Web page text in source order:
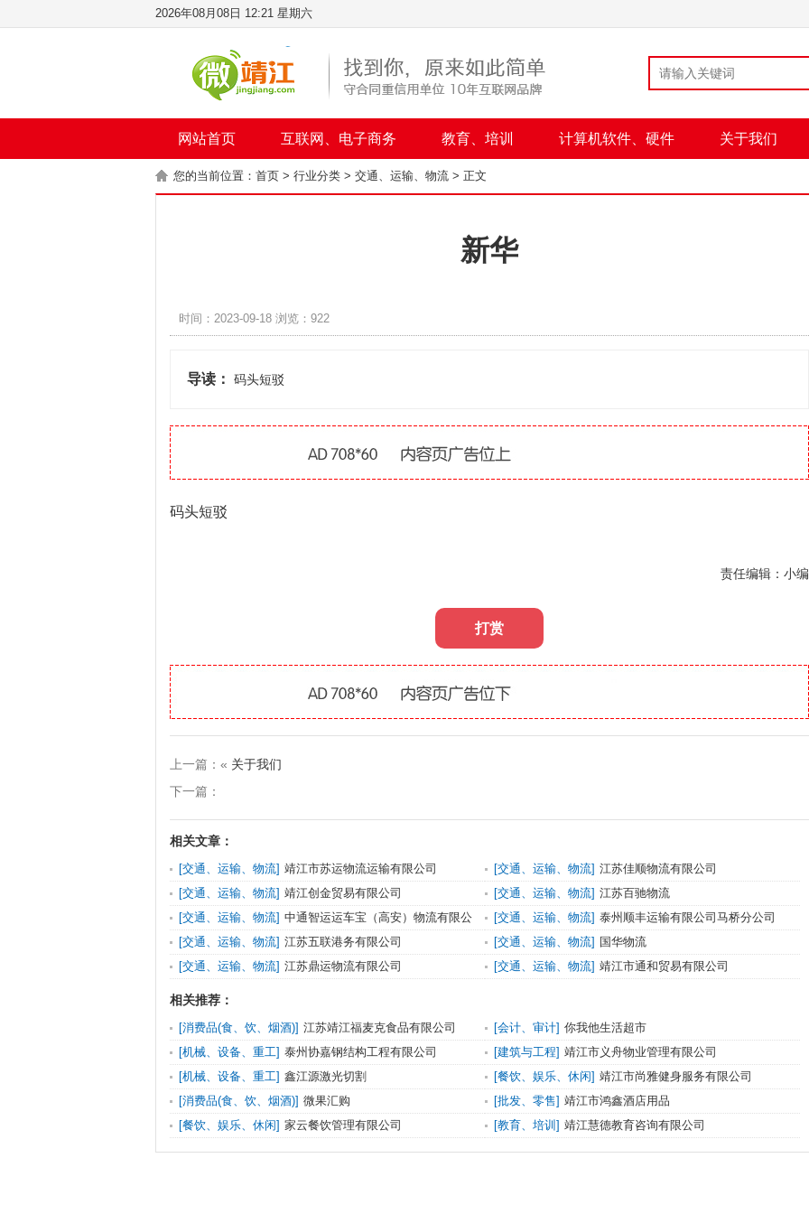
2026年08月08日 12:21 星期六
网站首页 互联网、电子商务 教育、培训 计算机软件、硬件 关于我们
您的当前位置： 首页 > 行业分类 > 交通、运输、物流 > 正文
新华
时间：2023-09-18 浏览：922
导读： 码头短驳
码头短驳
责任编辑：小编
打赏
上一篇：« 关于我们
下一篇：
相关文章：
[交通、运输、物流] 靖江市苏运物流运输有限公司 [交通、运输、物流] 江苏佳顺物流有限公司
[交通、运输、物流] 靖江创金贸易有限公司 [交通、运输、物流] 江苏百驰物流
[交通、运输、物流] 中通智运运车宝（高安）物流有限公
司
[交通、运输、物流] 泰州顺丰运输有限公司马桥分公司
[交通、运输、物流] 江苏五联港务有限公司 [交通、运输、物流] 国华物流
[交通、运输、物流] 江苏鼎运物流有限公司 [交通、运输、物流] 靖江市通和贸易有限公司
相关推荐：
[消费品(食、饮、烟酒)] 江苏靖江福麦克食品有限公司 [会计、审计] 你我他生活超市
[机械、设备、重工] 泰州协嘉钢结构工程有限公司 [建筑与工程] 靖江市义舟物业管理有限公司
[机械、设备、重工] 鑫江源激光切割 [餐饮、娱乐、休闲] 靖江市尚雅健身服务有限公司
[消费品(食、饮、烟酒)] 微果汇购 [批发、零售] 靖江市鸿鑫酒店用品
[餐饮、娱乐、休闲] 家云餐饮管理有限公司 [教育、培训] 靖江慧德教育咨询有限公司